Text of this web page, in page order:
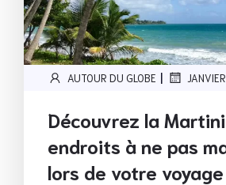
AUTOUR DU GLOBE |
Découvrez la
endroits à ne pas
lors de votre voyage